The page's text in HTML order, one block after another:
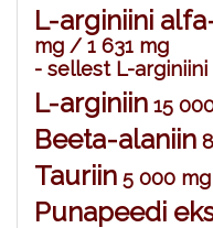
L-arginiini
mg / 1 631 mg
- sellest L-
L-arginiin 15
Beeta-alaniin
Tauriin 5 000
Punapeedi